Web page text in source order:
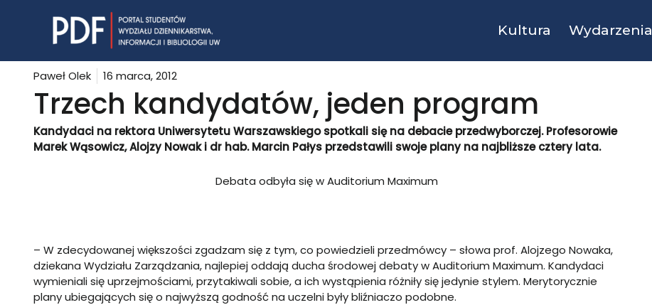
Kultura Wydarzenia
Paweł Olek 16 marca, 2012
Trzech kandydatów, jeden program
Kandydaci na rektora Uniwersytetu Warszawskiego spotkali się na debacie przedwyborczej. Profesorowie
Marek Wąsowicz, Alojzy Nowak i dr hab. Marcin Pałys przedstawili swoje plany na najbliższe cztery lata.
Debata odbyła się w Auditorium Maximum
– W zdecydowanej większości zgadzam się z tym, co powiedzieli przedmówcy – słowa prof. Alojzego Nowaka,
dziekana Wydziału Zarządzania, najlepiej oddają ducha środowej debaty w Auditorium Maximum. Kandydaci
wymieniali się uprzejmościami, przytakiwali sobie, a ich wystąpienia różniły się jedynie stylem. Merytorycznie
plany ubiegających się o najwyższą godność na uczelni były bliźniaczo podobne.